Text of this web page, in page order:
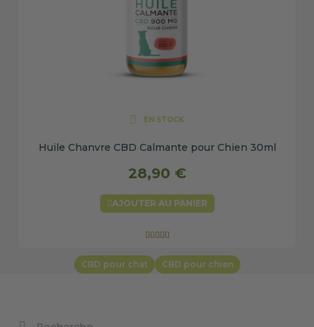
EN STOCK
Huile Chanvre CBD Calmante pour Chien 30ml
28,90 €
AJOUTER AU PANIER
    
CBD pour chat CBD pour chien